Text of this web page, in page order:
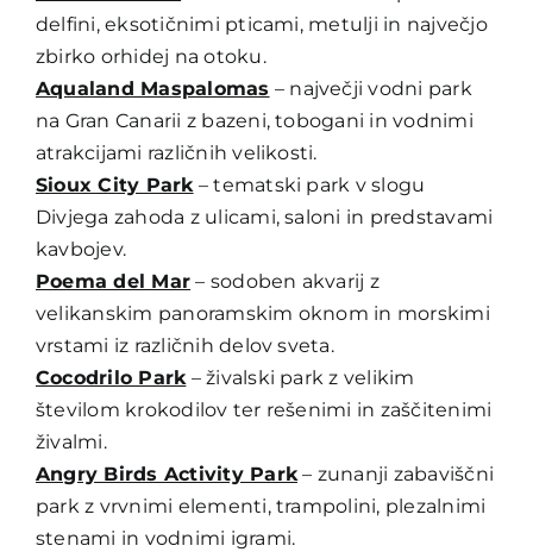
delfini, eksotičnimi pticami, metulji in največjo
zbirko orhidej na otoku.
Aqualand Maspalomas – največji vodni park
na Gran Canarii z bazeni, tobogani in vodnimi
atrakcijami različnih velikosti.
Sioux City Park– tematski park v slogu
Divjega zahoda z ulicami, saloni in predstavami
kavbojev.
Poema del Mar – sodoben akvarij z
velikanskim panoramskim oknom in morskimi
vrstami iz različnih delov sveta.
Cocodrilo Park– živalski park z velikim
številom krokodilov ter rešenimi in zaščitenimi
živalmi.
Angry Birds Activity Park– zunanji zabaviščni
park z vrvnimi elementi, trampolini, plezalnimi
stenami in vodnimi igrami.